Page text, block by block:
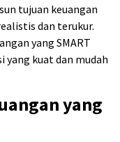
tujuan keuangan
dan terukur.
yang SMART
yang kuat dan mudah
yang